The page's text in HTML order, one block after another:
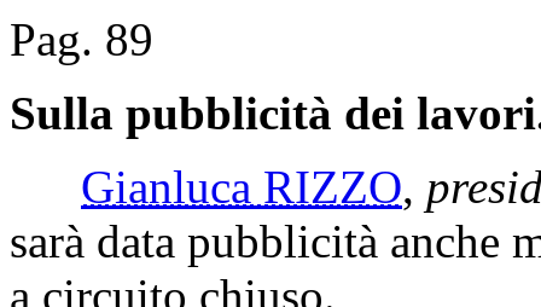
Pag. 89
Sulla pubblicità dei
Gianluca RIZZO,
sarà data pubblicità
a circuito chiuso.